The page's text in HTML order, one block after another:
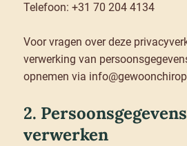
Telefoon: +31 70 204 4134
Voor vragen over deze
verwerking van
opnemen via
2.
verwerken